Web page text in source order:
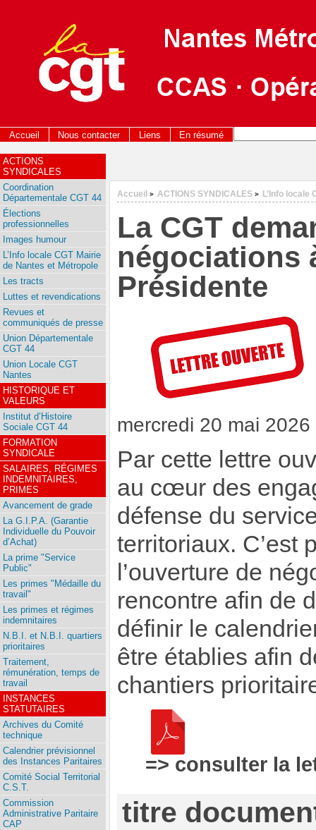
Accueil Nous contacter Liens En résumé
Accueil > ACTIONS SYNDICALES > L’Info locale
La CGT
négociations
Présidente
mercredi 20 mai 2026
Par cette lettre
au cœur des
défense du
territoriaux. C’est
l’ouverture de
rencontre afin de
définir le
être établies afin
chantiers
=> consulter la
titre
ACTIONS
SYNDICALES
Coordination
Départementale CGT 44
Élections
professionnelles
Images humour
L’Info locale CGT Mairie
de Nantes et Métropole
Les tracts
Luttes et revendications
Revues et
communiqués de presse
Union Départementale
CGT 44
Union Locale CGT
Nantes
HISTORIQUE ET
VALEURS
Institut d’Histoire
Sociale CGT 44
FORMATION
SYNDICALE
SALAIRES, RÉGIMES
INDEMNITAIRES,
PRIMES
Avancement de grade
La G.I.P.A. (Garantie
Individuelle du Pouvoir
d’Achat)
La prime "Service
Public"
Les primes "Médaille du
travail"
Les primes et régimes
indemnitaires
N.B.I. et N.B.I. quartiers
prioritaires
Traitement,
rémunération, temps de
travail
INSTANCES
STATUTAIRES
Archives du Comité
technique
Calendrier prévisionnel
des Instances Paritaires
Comité Social Territorial
C.S.T.
Commission
Administrative Paritaire
CAP